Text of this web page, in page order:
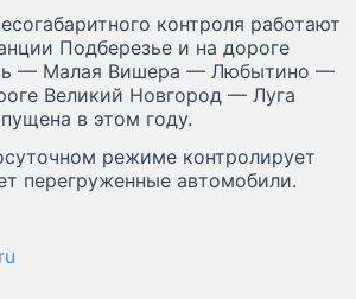
контроля работают
Подберезье и на дороге
— Малая Вишера — Любытино —
Великий Новгород — Луга
в этом году.
режиме контролирует
перегруженные автомобили.